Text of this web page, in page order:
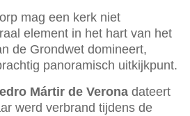
mag een kerk niet
element in het hart van het
de Grondwet domineert,
panoramisch uitkijkpunt.
Mártir de Verona dateert
werd verbrand tijdens de